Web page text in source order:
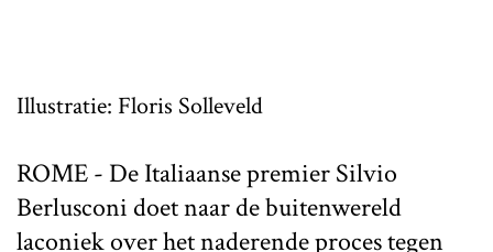
Illustratie: Floris Solleveld
ROME - De Italiaanse premier Silvio
Berlusconi doet naar de buitenwereld
laconiek over het naderende proces tegen